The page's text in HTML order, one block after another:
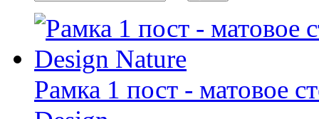
Рамка 1 пост - матовое